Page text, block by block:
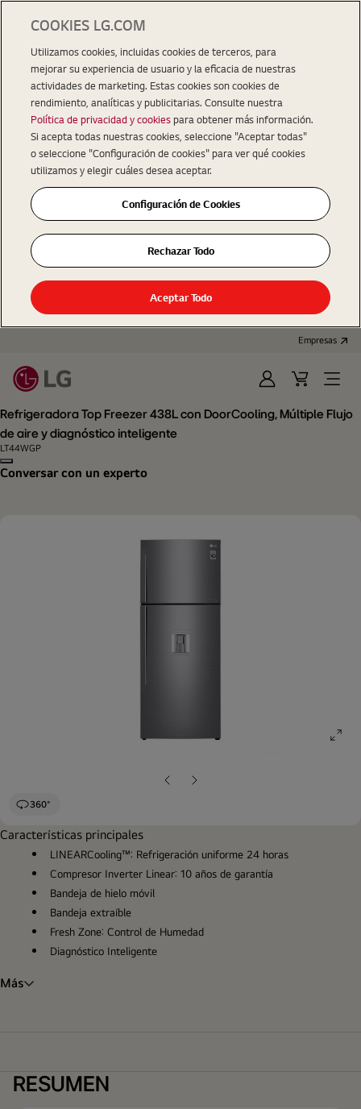
Empresas
Iniciar
Sesión
Cart
Open
Menu
Refrigeradora Top Freezer 438L con DoorCooling, Múltiple Flujo
de aire y diagnóstico inteligente
LT44WGP
Copy model name
Conversar con un experto
Diapositiva
Siguiente
360°
Características principales
LINEARCooling™: Refrigeración uniforme 24 horas
Compresor Inverter Linear: 10 años de garantía
Bandeja de hielo móvil
Bandeja extraíble
Fresh Zone: Control de Humedad
Diagnóstico Inteligente
Más
RESUMEN
COOKIES LG.COM
Utilizamos cookies, incluidas cookies de terceros, para
mejorar su experiencia de usuario y la eficacia de nuestras
actividades de marketing. Estas cookies son cookies de
rendimiento, analíticas y publicitarias. Consulte nuestra
Política de privacidad y cookiespara obtener más información.
Si acepta todas nuestras cookies, seleccione "Aceptar todas"
o seleccione "Configuración de cookies" para ver qué cookies
utilizamos y elegir cuáles desea aceptar.
Configuración de Cookies
Rechazar Todo
Aceptar Todo